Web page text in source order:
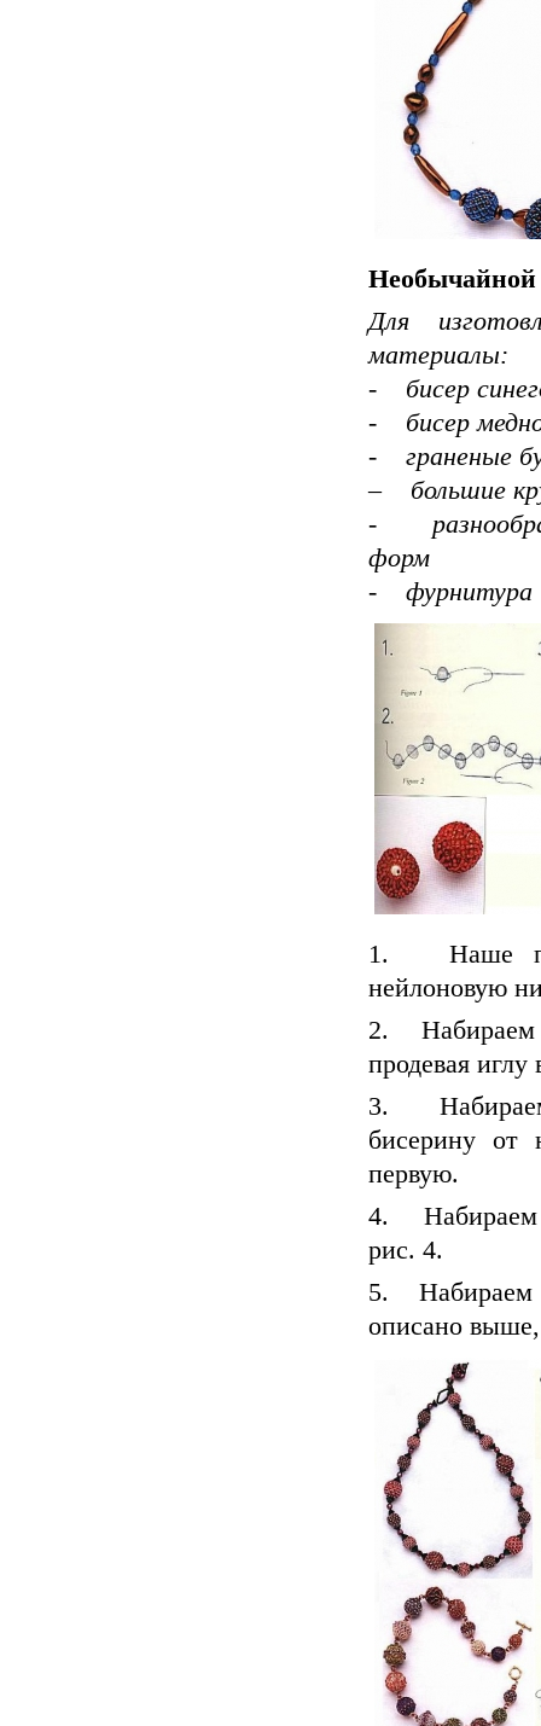
Необычайной
Для
материалы:
- бисер
- бисер
- граненые
– большие
-
форм
- фурнитура
1. Наше
нейлоновую
2. Набираем
продевая
3. Набираем
бисерину от
первую.
4. Набираем
рис. 4.
5. Набираем
описано выше,